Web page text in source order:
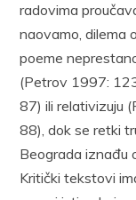
radovima
naovamo, dilema
poeme
(Petrov 1997:
87) ili relativizuju
88), dok se retki
Beograda iznađu
Kritički tekstovi